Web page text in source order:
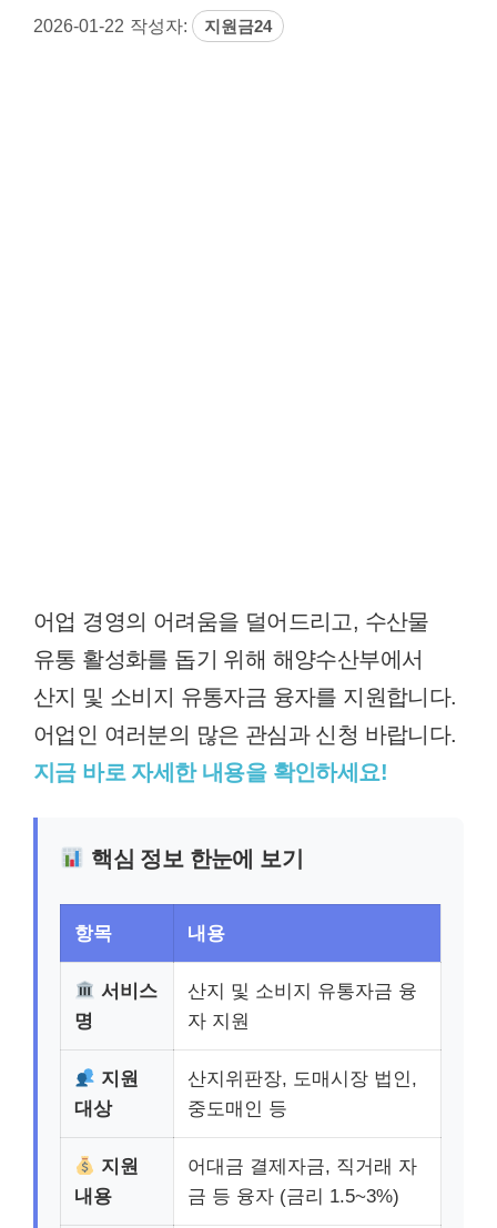
2026-01-22 작성자: 지원금24
어업 경영의 어려움을 덜어드리고, 수산물
유통 활성화를 돕기 위해 해양수산부에서
산지 및 소비지 유통자금 융자를 지원합니다.
어업인 여러분의 많은 관심과 신청 바랍니다.
지금 바로 자세한 내용을 확인하세요!
핵심 정보 한눈에 보기
항목 내용
서비스
명
산지 및 소비지 유통자금 융
자 지원
지원
대상
산지위판장, 도매시장 법인,
중도매인 등
지원
내용
어대금 결제자금, 직거래 자
금 등 융자 (금리 1.5~3%)